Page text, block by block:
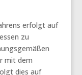
erfolgt auf
zu
mit dem
dies auf